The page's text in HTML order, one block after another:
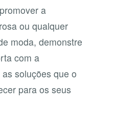
a
ou qualquer
moda, demonstre
com a
soluções que o
para os seus